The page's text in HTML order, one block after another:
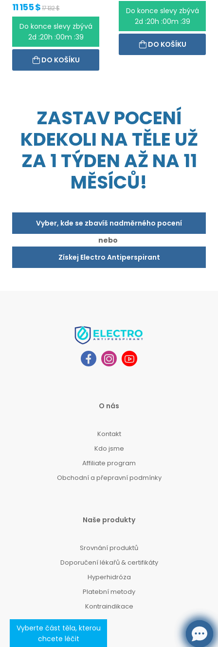
Vyberte část těla, kterou
chcete léčit
11 155 $17 132 $
Do konce slevy zbývá
2d :20h :00m :39
DO KOŠÍKU
Do konce slevy zbývá
2d :20h :00m :39
DO KOŠÍKU
ZASTAV POCENÍ
KDEKOLI NA TĚLE UŽ
ZA 1 TÝDEN AŽ NA 11
MĚSÍCŮ!
Vyber, kde se zbavíš nadměrného pocení
nebo
Získej Electro Antiperspirant
O nás
Kontakt
Kdo jsme
Affiliate program
Obchodní a přepravní podmínky
Naše produkty
Srovnání produktů
Doporučení lékařů & certifikáty
Hyperhidróza
Platební metody
Kontraindikace